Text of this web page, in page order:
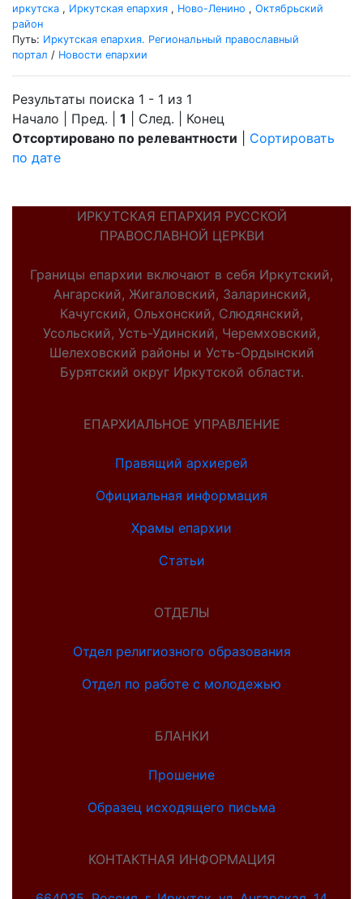
иркутска , Иркутская епархия , Ново-Ленино , Октябрьский
район
Путь: Иркутская епархия. Региональный православный
портал / Новости епархии
Результаты поиска 1 - 1 из 1
Начало | Пред. | 1 | След. | Конец
Отсортировано по релевантности
Сортировать
по дате
ИРКУТСКАЯ ЕПАРХИЯ РУССКОЙ
ПРАВОСЛАВНОЙ ЦЕРКВИ
Границы епархии включают в себя Иркутский,
Ангарский, Жигаловский, Заларинский,
Качугский, Ольхонский, Слюдянский,
Усольский, Усть-Удинский, Черемховский,
Шелеховский районы и Усть-Ордынский
Бурятский округ Иркутской области.
ЕПАРХИАЛЬНОЕ УПРАВЛЕНИЕ
Правящий архиерей
Официальная информация
Храмы епархии
Статьи
ОТДЕЛЫ
Отдел религиозного образования
Отдел по работе с молодежью
БЛАНКИ
Прошение
Образец исходящего письма
КОНТАКТНАЯ ИНФОРМАЦИЯ